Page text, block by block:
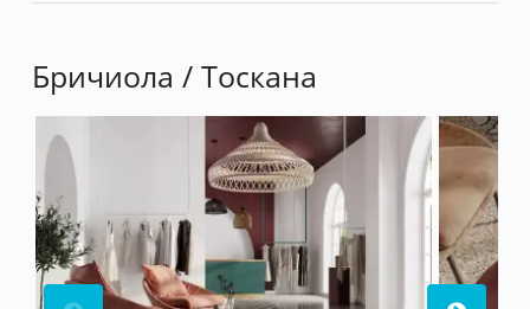
Бричиола / Тоскана